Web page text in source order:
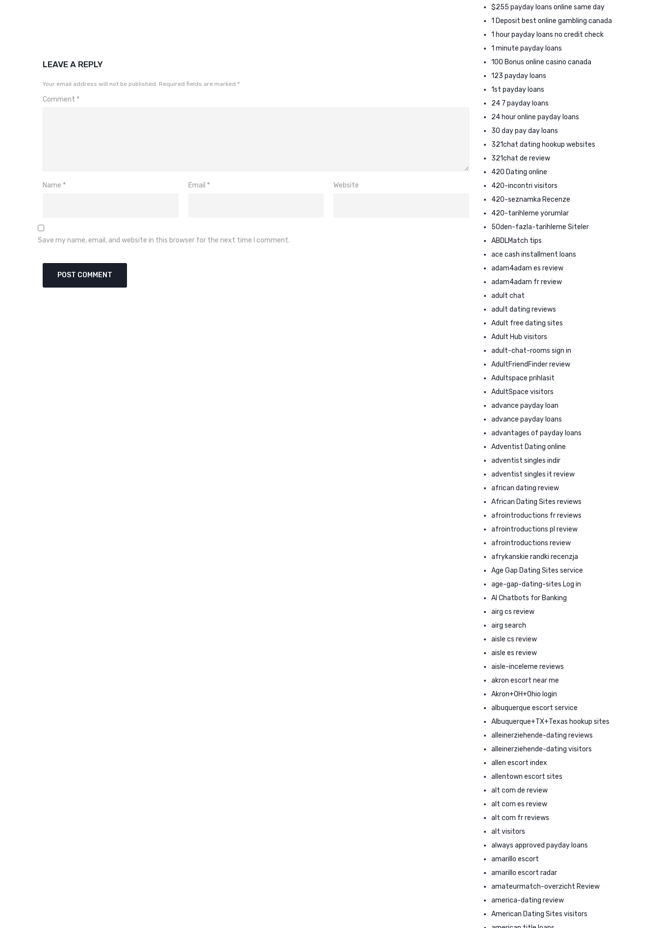
LEAVE A REPLY
Your email address will not be published. Required fields are marked *
Comment *
Name * Email * Website
Save my name, email, and website in this browser for the next time I comment.
$255 payday loans online same day
1 Deposit best online gambling canada
1 hour payday loans no credit check
1 minute payday loans
100 Bonus online casino canada
123 payday loans
1st payday loans
24 7 payday loans
24 hour online payday loans
30 day pay day loans
321chat dating hookup websites
321chat de review
420 Dating online
420-incontri visitors
420-seznamka Recenze
420-tarihleme yorumlar
50den-fazla-tarihleme Siteler
ABDLMatch tips
ace cash installment loans
adam4adam es review
adam4adam fr review
adult chat
adult dating reviews
Adult free dating sites
Adult Hub visitors
adult-chat-rooms sign in
AdultFriendFinder review
Adultspace prihlasit
AdultSpace visitors
advance payday loan
advance payday loans
advantages of payday loans
Adventist Dating online
adventist singles indir
adventist singles it review
african dating review
African Dating Sites reviews
afrointroductions fr reviews
afrointroductions pl review
afrointroductions review
afrykanskie randki recenzja
Age Gap Dating Sites service
age-gap-dating-sites Log in
AI Chatbots for Banking
airg cs review
airg search
aisle cs review
aisle es review
aisle-inceleme reviews
akron escort near me
Akron+OH+Ohio login
albuquerque escort service
Albuquerque+TX+Texas hookup sites
alleinerziehende-dating reviews
alleinerziehende-dating visitors
allen escort index
allentown escort sites
alt com de review
alt com es review
alt com fr reviews
alt visitors
always approved payday loans
amarillo escort
amarillo escort radar
amateurmatch-overzicht Review
america-dating review
American Dating Sites visitors